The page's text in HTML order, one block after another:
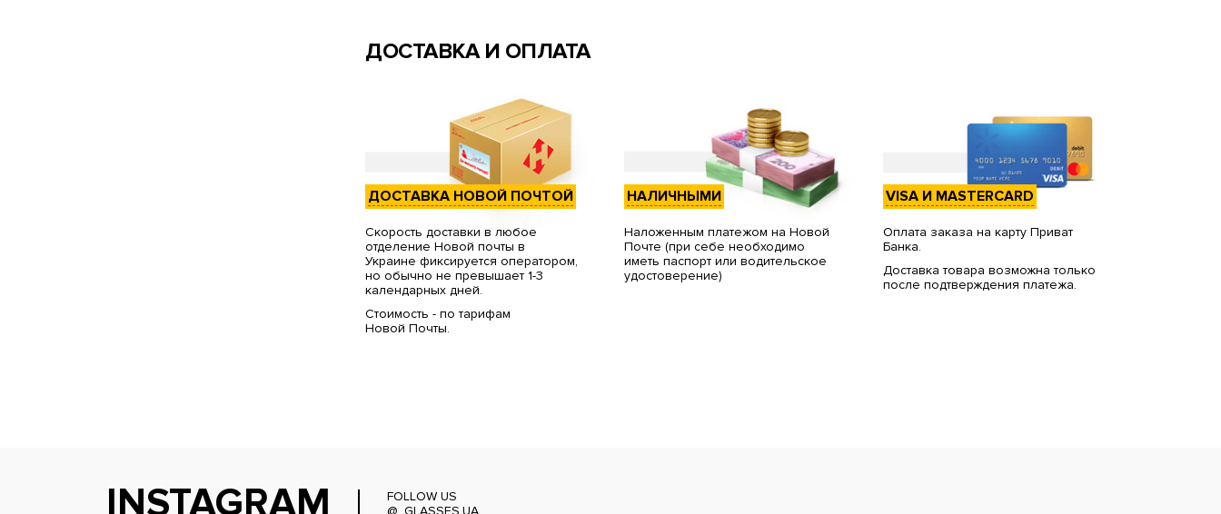
ДОСТАВКА И ОПЛАТА
ДОСТАВКА НОВОЙ ПОЧТОЙ
Скорость доставки в любое
отделение Новой почты в
Украине фиксируется оператором,
но обычно не превышает 1-3
календарных дней.
Стоимость - по тарифам
Новой Почты.
НАЛИЧНЫМИ
Наложенным платежом на Новой
Почте (при себе необходимо
иметь паспорт или водительское
удостоверение)
VISA И MASTERCARD
Оплата заказа на карту Приват
Банка.
Доставка товара возможна только
после подтверждения платежа.
INSTAGRAM
FOLLOW US